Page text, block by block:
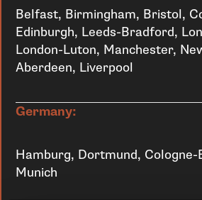
Belfast, Birmingham, Bristol,
Edinburgh, Leeds-Bradford,
London-Luton, Manchester,
Aberdeen, Liverpool
Germany:
Hamburg, Dortmund,
Munich